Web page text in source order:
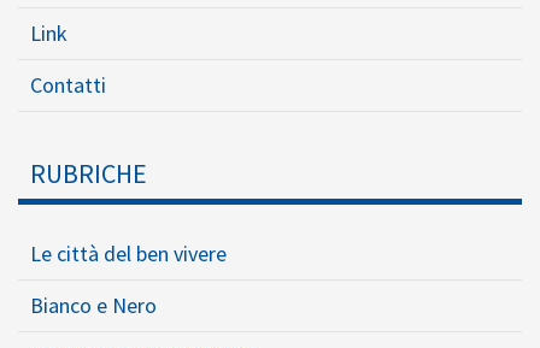
Link
Contatti
RUBRICHE
Le città del ben vivere
Bianco e Nero